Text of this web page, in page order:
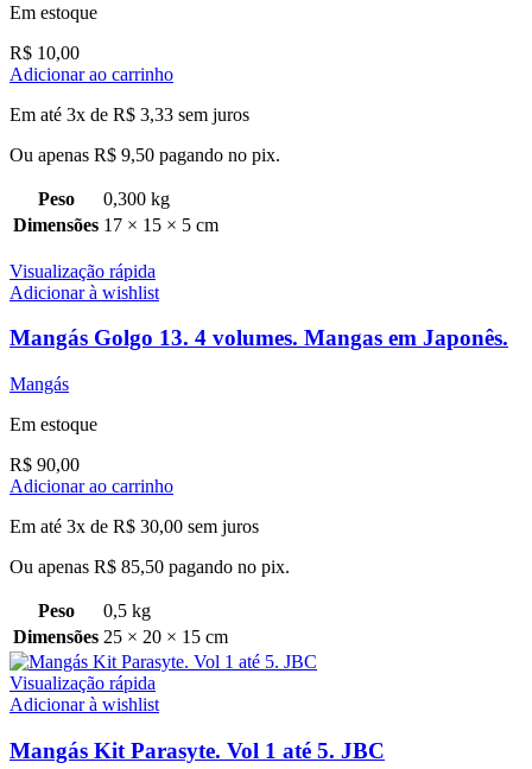
Em estoque
R$ 10,00
Adicionar ao carrinho
Em até 3x de R$ 3,33 sem juros
Ou apenas R$ 9,50 pagando no pix.
Peso
0,300 kg
Dimensões 17 × 15 × 5 cm
Visualização rápida
Adicionar à wishlist
Mangás Golgo 13. 4 volumes. Mangas em Japonês.
Mangás
Em estoque
R$ 90,00
Adicionar ao carrinho
Em até 3x de R$ 30,00 sem juros
Ou apenas R$ 85,50 pagando no pix.
Peso
0,5 kg
Dimensões 25 × 20 × 15 cm
Visualização rápida
Adicionar à wishlist
Mangás Kit Parasyte. Vol 1 até 5. JBC